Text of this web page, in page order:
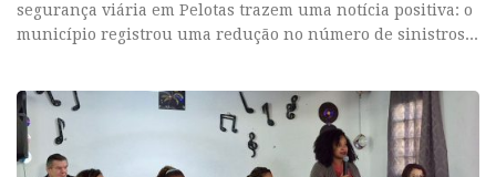
segurança viária em Pelotas trazem uma notícia positiva: o
município registrou uma redução no número de sinistros...